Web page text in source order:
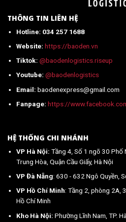
nhất
THÔNG TIN LIÊN HỆ
Hotline: 034 257 1688
Website: https://baoden.vn
Tiktok: @baodenlogistics.riseup
Youtube: @baodenlogistics
Email: baodenexpress@gmail.com
Fanpage: https://
HỆ THỐNG CHI NHÁNH
VP Hà Nội: Tầng 4, Số 1 ngõ 30 Phố
Trung Hòa, Quận Cầu Giấy, Hà Nội
VP Đà Nẵng: 630 - 632 Ngô Quyền,
VP Hồ Chí Minh: Tầng 2, phòng 2A,
Hồ Chí Minh
Kho Hà Nội: Phường Lĩnh Nam, TP.